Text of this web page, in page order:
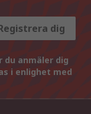
dig
du anmäler dig
i enlighet med